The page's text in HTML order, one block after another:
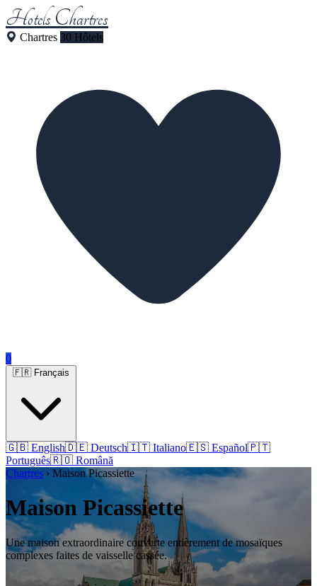
Hotels Chartres
Chartres 30 Hôtels
0
🇬🇧 English🇩🇪 Deutsch🇮🇹 Italiano🇪🇸 Español🇵🇹
Português🇷🇴 Română
Chartres › Maison Picassiette
Maison Picassiette
Une maison extraordinaire couverte entièrement de mosaïques
complexes faites de vaisselle cassée.